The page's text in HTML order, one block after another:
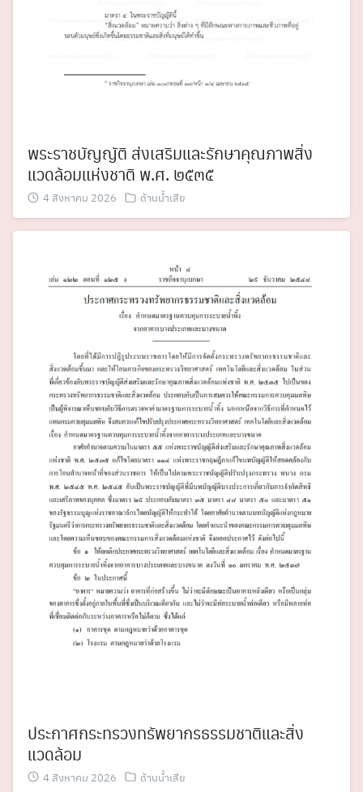
พระราชบัญญัติ ส่งเสริมและรักษาคุณภาพสิ่ง
แวดล้อมแห่งชาติ พ.ศ. ๒๕๓๕
4 สิงหาคม 2026 ด้านน้ำเสีย
ประกาศกระทรวงทรัพยากรธรรมชาติและสิ่ง
แวดล้อม
4 สิงหาคม 2026 ด้านน้ำเสีย